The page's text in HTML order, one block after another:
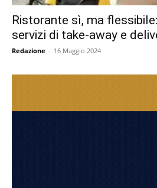
Ristorante sì, ma
servizi di take-away e
Redazione - 16 Maggio 2024